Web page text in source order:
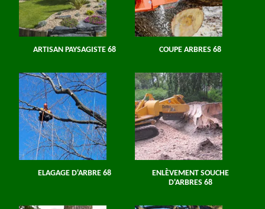
ARTISAN PAYSAGISTE 68 COUPE ARBRES 68
ELAGAGE D'ARBRE 68
ENLÈVEMENT SOUCHE
D'ARBRES 68